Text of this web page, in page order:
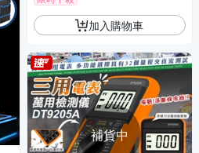
加入購物車
補貨中